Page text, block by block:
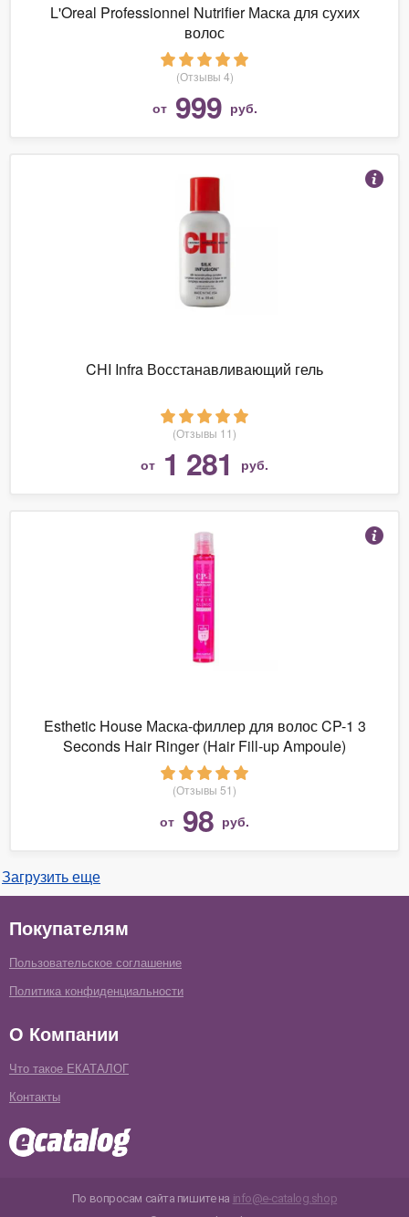
L'Oreal Professionnel Nutrifier Маска для сухих
волос
(Отзывы 4)
от 999 руб.
CHI Infra Восстанавливающий гель
(Отзывы 11)
от 1 281 руб.
Esthetic House Маска-филлер для волос CP-1 3
Seconds Hair Ringer (Hair Fill-up Ampoule)
(Отзывы 51)
от 98 руб.
Загрузить еще
Покупателям
Пользовательское соглашение
Политика конфиденциальности
О Компании
Что такое ЕКАТАЛОГ
Контакты
По вопросам сайта пишите на info@e-catalog.shop